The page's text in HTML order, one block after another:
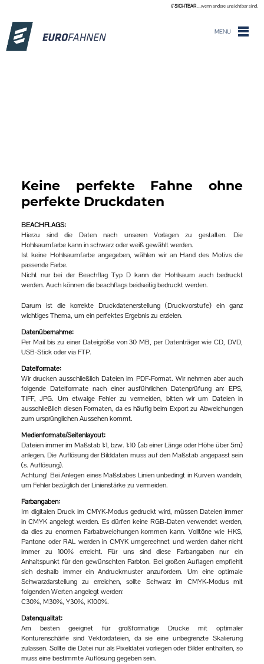
// SICHTBAR ...wenn andere unsichtbar sind.
MENU
Keine perfekte Fahne ohne
perfekte Druckdaten
BEACHFLAGS:
Hierzu sind die Daten nach unseren Vorlagen zu gestalten. Die
Hohlsaumfarbe kann in schwarz oder weiß gewählt werden.
Ist keine Hohlsaumfarbe angegeben, wählen wir an Hand des Motivs die
passende Farbe.
Nicht nur bei der Beachflag Typ D kann der Hohlsaum auch bedruckt
werden. Auch können die beachflags beidseitig bedruckt werden.
Darum ist die korrekte Druckdatenerstellung (Druckvorstufe) ein ganz
wichtiges Thema, um ein perfektes Ergebnis zu erzielen.
Datenübernahme:
Per Mail bis zu einer Dateigröße von 30 MB, per Datenträger wie CD, DVD,
USB-Stick oder via FTP.
Dateiformate:
Wir drucken ausschließlich Dateien im PDF-Format. Wir nehmen aber auch
folgende Dateiformate nach einer ausführlichen Datenprüfung an: EPS,
TIFF, JPG. Um etwaige Fehler zu vermeiden, bitten wir um Dateien in
ausschließlich diesen Formaten, da es häufig beim Export zu Abweichungen
zum ursprünglichen Aussehen kommt.
Medienformate/Seitenlayout:
Dateien immer im Maßstab 1:1, bzw. 1:10 (ab einer Länge oder Höhe über 5m)
anlegen. Die Auflösung der Bilddaten muss auf den Maßstab angepasst sein
(s. Auflösung).
Achtung! Bei Anlegen eines Maßstabes Linien unbedingt in Kurven wandeln,
um Fehler bezüglich der Linienstärke zu vermeiden.
Farbangaben:
Im digitalen Druck im CMYK-Modus gedruckt wird, müssen Dateien immer
in CMYK angelegt werden. Es dürfen keine RGB-Daten verwendet werden,
da dies zu enormen Farbabweichungen kommen kann. Volltöne wie HKS,
Pantone oder RAL werden in CMYK umgerechnet und werden daher nicht
immer zu 100% erreicht. Für uns sind diese Farbangaben nur ein
Anhaltspunkt für den gewünschten Farbton. Bei großen Auflagen empfiehlt
sich deshalb immer ein Andruckmuster anzufordern. Um eine optimale
Schwarzdarstellung zu erreichen, sollte Schwarz im CMYK-Modus mit
folgenden Werten angelegt werden:
C30%, M30%, Y30%, K100%.
Datenqualität:
Am besten geeignet für großformatige Drucke mit optimaler
Konturenschärfe sind Vektordateien, da sie eine unbegrenzte Skalierung
zulassen. Sollte die Datei nur als Pixeldatei vorliegen oder Bilder enthalten, so
muss eine bestimmte Auflösung gegeben sein.